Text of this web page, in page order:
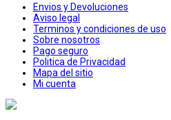
Envios y Devoluciones
Aviso legal
Terminos y condiciones de uso
Sobre nosotros
Pago seguro
Politica de Privacidad
Mapa del sitio
Mi cuenta